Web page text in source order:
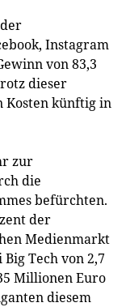
Instagram
von 83,3
dieser
Kosten künftig in
zur
die
befürchten.
der
Medienmarkt
Tech von 2,7
Millionen Euro
diesem